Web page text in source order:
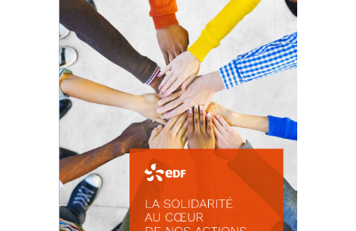
FEUILLETER